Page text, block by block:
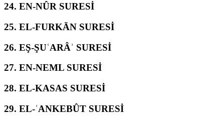
24. EN-NÛR SURESİ
25. EL-FURKĀN SURESİ
26. EŞ-ŞUʿARÂʾ SURESİ
27. EN-NEML SURESİ
28. EL-KASAS SURESİ
29. EL-ʿANKEBÛT SURESİ